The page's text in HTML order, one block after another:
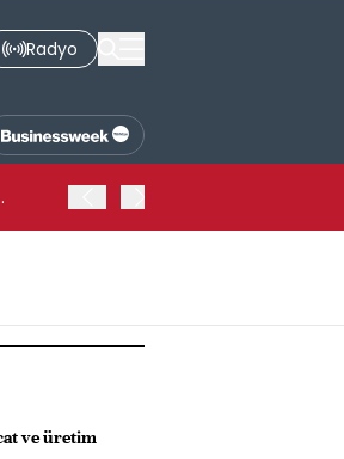
Radyo
ve üretim